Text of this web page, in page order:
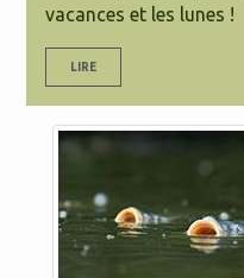
vacances et les lunes !
LIRE